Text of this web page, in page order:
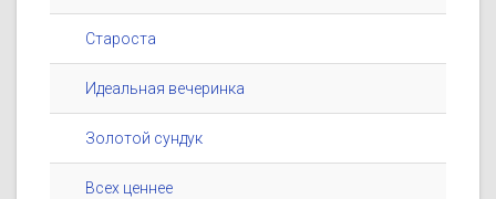
Староста
Идеальная вечеринка
Золотой сундук
Всех ценнее